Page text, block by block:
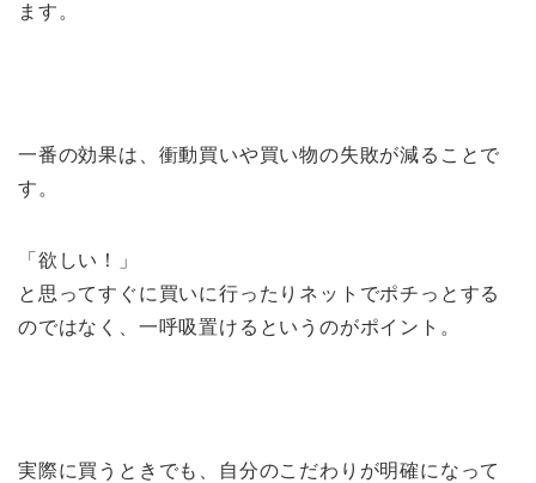
ます。
一番の効果は、衝動買いや買い物の失敗が減ることで
す。
「欲しい！」
と思ってすぐに買いに行ったりネットでポチっとする
のではなく、一呼吸置けるというのがポイント。
実際に買うときでも、自分のこだわりが明確になって